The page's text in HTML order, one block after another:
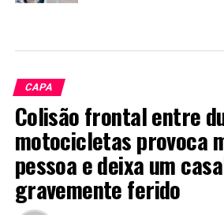
CAPA
Colisão frontal entre
motocicletas provoca
pessoa e deixa um
gravemente ferido